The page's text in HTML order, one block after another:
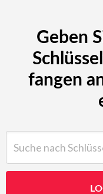
Geben
fangen